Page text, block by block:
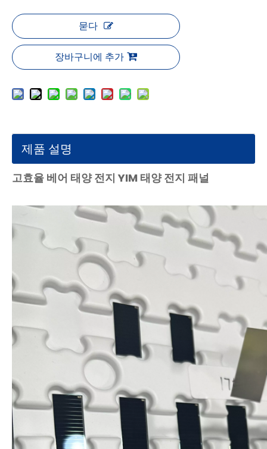
묻다
장바구니에 추가
제품 설명
고효율 베어 태양 전지 YIM 태양 전지 패널